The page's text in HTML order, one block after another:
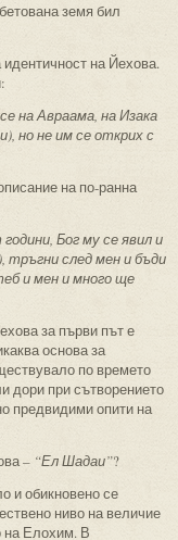
земя бил
на Йехова.
на Авраама, на Изака
но не им се открих с
на по-ранна
Бог му се явил и
след мен и бъди
и мен и много ще
за първи път е
основа за
по времето
дори при сътворението
предвидими опити на
– “Ел Шадаи”?
и обикновено се
ниво на величие
на Елохим. В